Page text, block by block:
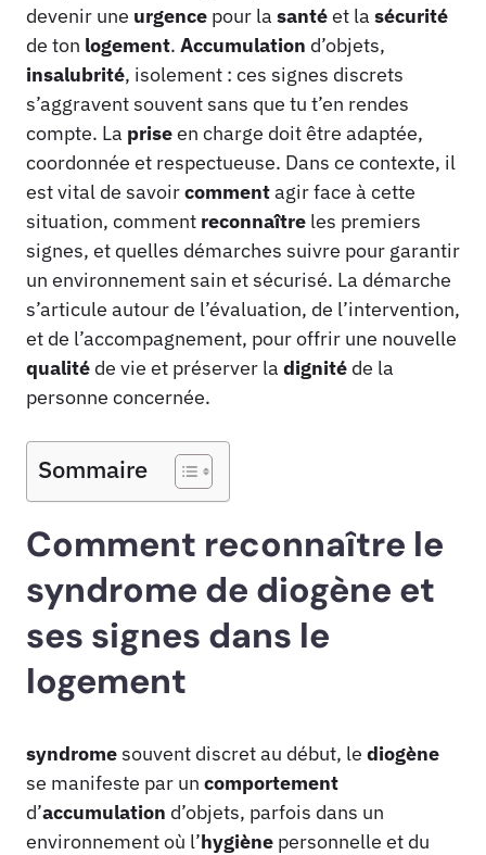
devenir une urgence pour la santéet la sécurité
de ton logement. Accumulation d’objets,
insalubrité, isolement : ces signes discrets
s’aggravent souvent sans que tu t’en rendes
compte. La priseen charge doit être adaptée,
coordonnée et respectueuse. Dans ce contexte, il
est vital de savoircommentagir face à cette
situation, comment reconnaître les premiers
signes, et quelles démarches suivre pour garantir
un environnement sain et sécurisé. La démarche
s’articule autour de l’évaluation, de l’intervention,
et de l’accompagnement, pour offrir une nouvelle
qualité de vie et préserver la dignité de la
personne concernée.
Sommaire
Comment reconnaître le
syndrome de diogène et
ses signes dans le
logement
syndromesouvent discret au début, le diogène
se manifeste par un comportement
d’accumulation d’objets, parfois dans un
environnement où l’hygiène personnelle et du